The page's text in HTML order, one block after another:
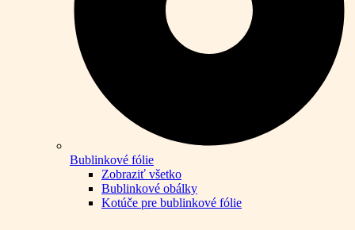
Bublinkové fólie
Zobraziť všetko
Bublinkové obálky
Kotúče pre bublinkové fólie